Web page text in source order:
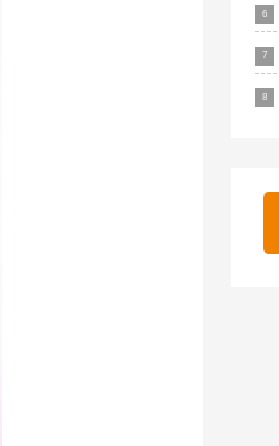
6
7
8